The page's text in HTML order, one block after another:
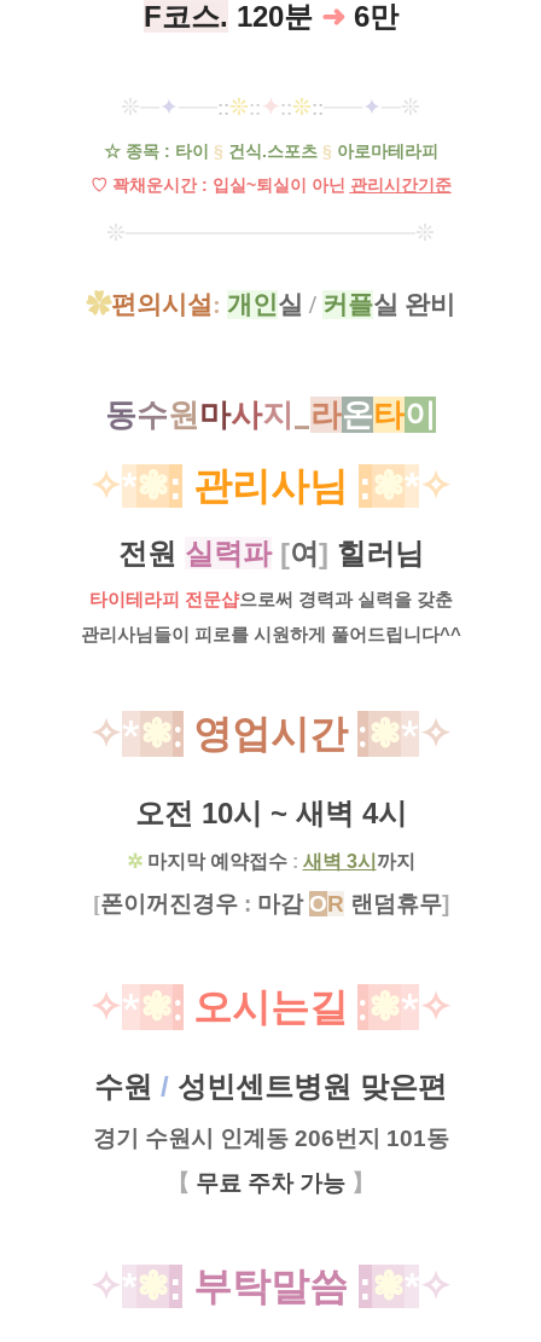
F코스 . 120분 ➜6만
❊ ✦ ::❊::✦::❊:: ✦ ❊
☆ 종목 : 타이 § 건식.스포츠 § 아로마테라피
♡ 꽉채운시간 : 입실~퇴실이 아닌 관리시간기준
❊ ❊
✿편의시설: 개인실 / 커플실 완비
동수원마사지 라온타이
✧*❃: 관리사님 :❃*✧
전원 실력파 [여] 힐러님
타이테라피 전문샵으로써 경력과 실력을 갖춘
관리사님들이 피로를 시원하게 풀어드립니다^^
✧*❃: 영업시간 :❃*✧
오전 10시 ~ 새벽 4시
✲ 마지막 예약접수: 새벽 3시 까지
[폰이꺼진경우: 마감 OR 랜덤휴무]
✧*❃: 오시는길 :❃*✧
수원 / 성빈센트병원 맞은편
경기 수원시 인계동 206번지 101동
【 무료 주차 가능 】
✧​*❃: 부탁말씀 :❃*✧